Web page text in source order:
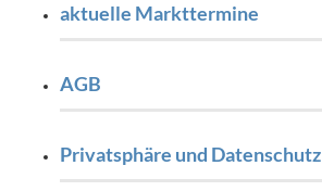
aktuelle Markttermine
AGB
Privatsphäre und Datenschutz